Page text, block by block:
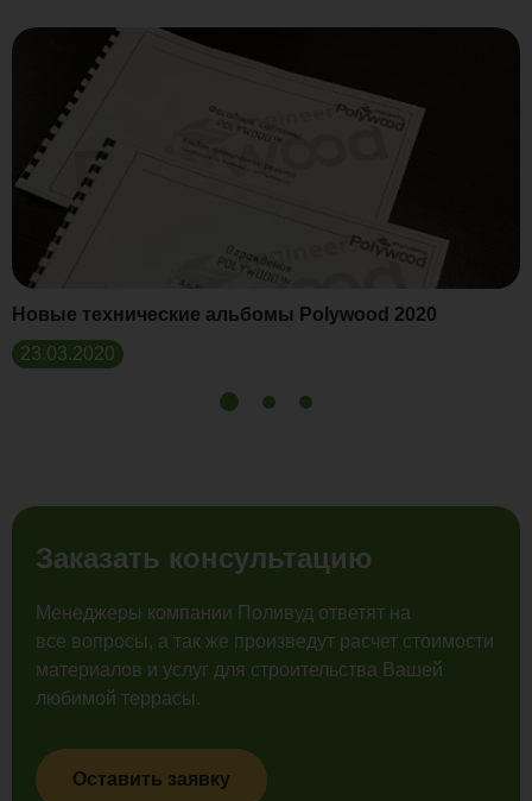
Новые технические альбомы Polywood 2020
23.03.2020
Заказать консультацию
Менеджеры компании Поливуд ответят на
все вопросы, а так же произведут расчет стоимости
материалов и услуг для строительства Вашей
любимой террасы.
Оставить заявку